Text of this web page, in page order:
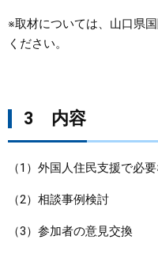
※取材については、山口県
ください。
3 内容
（1）外国人住民支援で必
（2）相談事例検討
（3）参加者の意見交換